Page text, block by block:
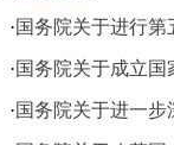
·国务院关于进行第
·国务院关于成立国
·国务院关于进一